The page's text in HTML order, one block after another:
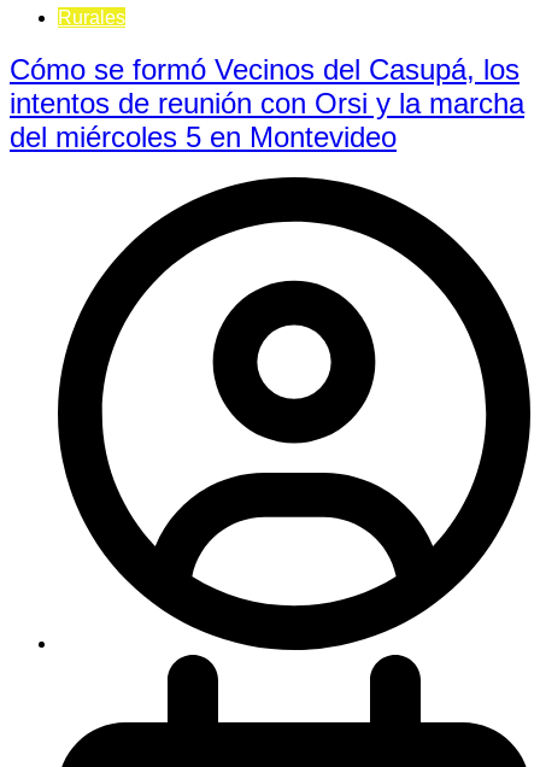
Rurales
Cómo se formó Vecinos del Casupá, los
intentos de reunión con Orsi y la marcha
del miércoles 5 en Montevideo